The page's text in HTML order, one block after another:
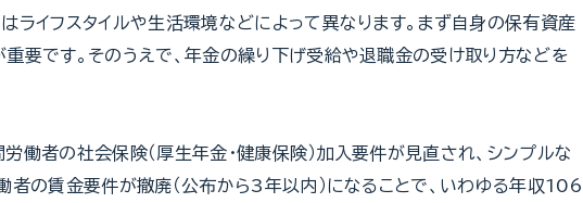
ライフスタイルや生活環境などによって異なります。まず自身の保有資産
要です。そのうえで、年金の繰り下げ受給や退職金の受け取り方などを
働者の社会保険（厚生年金・健康保険）加入要件が見直され、シンプルな
者の賃金要件が撤廃（公布から3年以内）になることで、いわゆる年収106